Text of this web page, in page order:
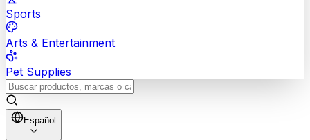
Sports
Arts & Entertainment
Pet Supplies
Español